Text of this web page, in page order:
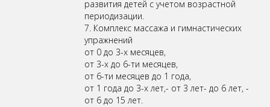
развития детей с учетом возрастной
периодизации.
7. Комплекс массажа и гимнастических
упражнений
от 0 до 3-х месяцев,
от 3-х до 6-ти месяцев,
от 6-ти месяцев до 1 года,
от 1 года до 3-х лет,- от 3 лет- до 6 лет, -
от 6 до 15 лет.